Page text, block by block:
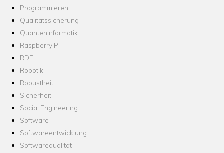
Programmieren
Qualitätssicherung
Quanteninformatik
Raspberry Pi
RDF
Robotik
Robustheit
Sicherheit
Social Engineering
Software
Softwareentwicklung
Softwarequalität